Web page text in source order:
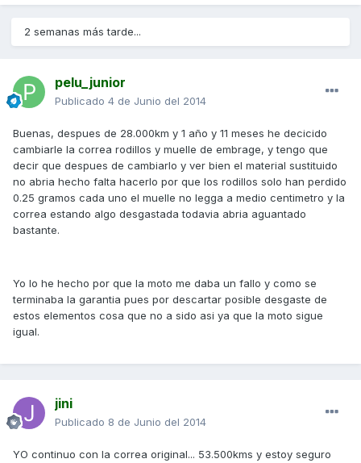
2 semanas más tarde...
pelu_junior
Publicado 4 de Junio del 2014
Buenas, despues de 28.000km y 1 año y 11 meses he decicido
cambiarle la correa rodillos y muelle de embrage, y tengo que
decir que despues de cambiarlo y ver bien el material sustituido
no abria hecho falta hacerlo por que los rodillos solo han perdido
0.25 gramos cada uno el muelle no legga a medio centimetro y la
correa estando algo desgastada todavia abria aguantado
bastante.
Yo lo he hecho por que la moto me daba un fallo y como se
terminaba la garantia pues por descartar posible desgaste de
estos elementos cosa que no a sido asi ya que la moto sigue
igual.
jini
Publicado 8 de Junio del 2014
YO continuo con la correa original... 53.500kms y estoy seguro